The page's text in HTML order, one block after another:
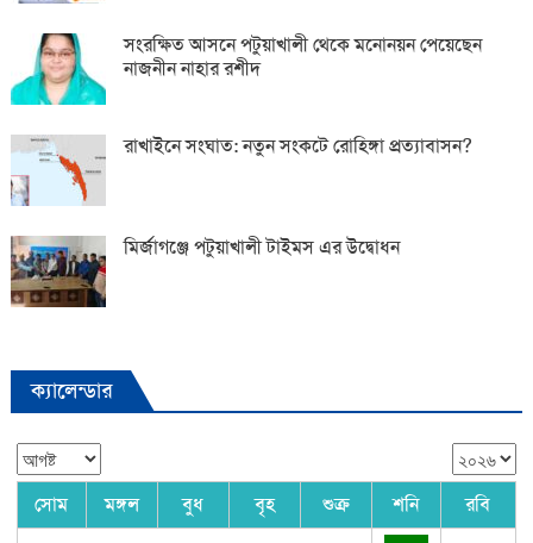
সংরক্ষিত আসনে পটুয়াখালী থেকে মনোনয়ন পেয়েছেন
নাজনীন নাহার রশীদ
রাখাইনে সংঘাত: নতুন সংকটে রোহিঙ্গা প্রত্যাবাসন?
মির্জাগঞ্জে পটুয়াখালী টাইমস এর উদ্বোধন
ক্যালেন্ডার
সোম মঙ্গল বুধ বৃহ শুক্র শনি রবি